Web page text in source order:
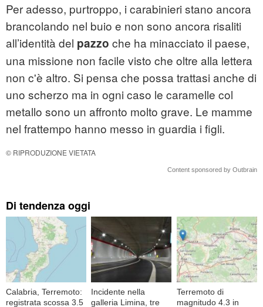
Per adesso, purtroppo, i carabinieri stano ancora
brancolando nel buio e non sono ancora risaliti
all’identità del pazzo che ha minacciato il paese,
una missione non facile visto che oltre alla lettera
non c'è altro. Si pensa che possa trattasi anche di
uno scherzo ma in ogni caso le caramelle col
metallo sono un affronto molto grave. Le mamme
nel frattempo hanno messo in guardia i figli.
© RIPRODUZIONE VIETATA
Content sponsored by Outbrain
Di tendenza oggi
Calabria, Terremoto:
registrata scossa 3.5
Incidente nella
galleria Limina, tre
Terremoto di
magnitudo 4.3 in